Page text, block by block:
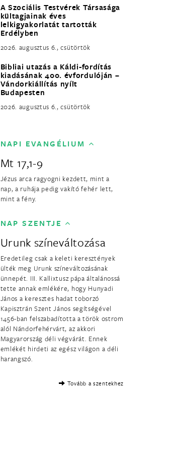
A Szociális Testvérek Társasága
kültagjainak éves
lelkigyakorlatát tartották
Erdélyben
2026. augusztus 6., csütörtök
Bibliai utazás a Káldi-fordítás
kiadásának 400. évfordulóján –
Vándorkiállítás nyílt
Budapesten
2026. augusztus 6., csütörtök
NAPI EVANGÉLIUM
Mt 17,1-9
Jézus arca ragyogni kezdett, mint a
nap, a ruhája pedig vakító fehér lett,
mint a fény.
NAP SZENTJE
Urunk színeváltozása
Eredetileg csak a keleti keresztények
ülték meg Urunk színeváltozásának
ünnepét. III. Kallixtusz pápa általánossá
tette annak emlékére, hogy Hunyadi
János a keresztes hadat toborzó
Kapisztrán Szent János segítségével
1456-ban felszabadította a török ostrom
alól Nándorfehérvárt, az akkori
Magyarország déli végvárát. Ennek
emlékét hirdeti az egész világon a déli
harangszó.
Tovább a szentekhez